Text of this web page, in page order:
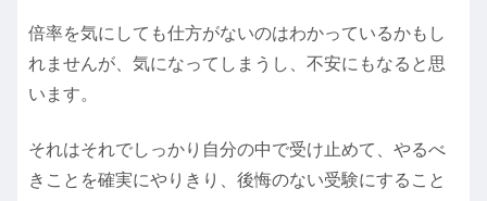
倍率を気にしても仕方がないのはわかっているかもし
れませんが、気になってしまうし、不安にもなると思
います。
それはそれでしっかり自分の中で受け止めて、やるべ
きことを確実にやりきり、後悔のない受験にすること